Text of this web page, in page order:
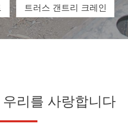
트러스 갠트리 크레인
리를 사랑합니다